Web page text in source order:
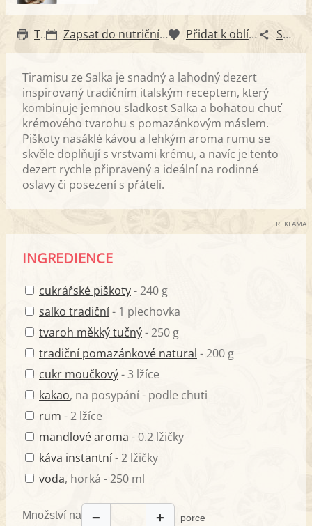
Tisk Zapsat do nutričního diáře Přidat k oblíbeným Sdílet
Tiramisu ze Salka je snadný a lahodný dezert
inspirovaný tradičním italským receptem, který
kombinuje jemnou sladkost Salka a bohatou chuť
krémového tvarohu s pomazánkovým máslem.
Piškoty nasáklé kávou a lehkým aroma rumu se
skvěle doplňují s vrstvami krému, a navíc je tento
dezert rychle připravený a ideální na rodinné
oslavy či posezení s přáteli.
REKLAMA
INGREDIENCE
cukrářské piškoty- 240 g
salko tradiční- 1 plechovka
tvaroh měkký tučný- 250 g
tradiční pomazánkové natural - 200 g
cukr moučkový- 3 lžíce
kakao, na posypání - podle chuti
rum - 2 lžíce
mandlové aroma - 0.2 lžičky
káva instantní- 2 lžičky
voda, horká - 250 ml
Množství na − + porce